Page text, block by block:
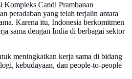
Kompleks Candi Prambanan
peradaban yang telah terjalin antara
Karena itu, Indonesia berkomitmen
sama dengan India di berbagai sektor
meningkatkan kerja sama di bidang
kebudayaan, dan people-to-people